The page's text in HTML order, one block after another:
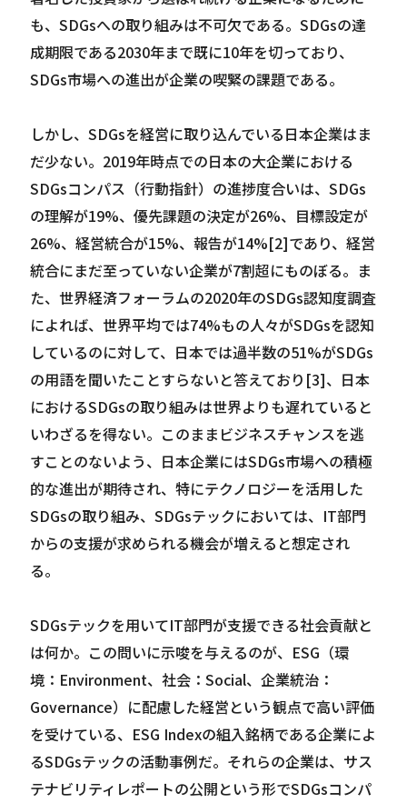
も、SDGsへの取り組みは不可欠である。SDGsの達
成期限である2030年まで既に10年を切っており、
SDGs市場への進出が企業の喫緊の課題である。
しかし、SDGsを経営に取り込んでいる日本企業はま
だ少ない。2019年時点での日本の大企業における
SDGsコンパス（行動指針）の進捗度合いは、SDGs
の理解が19%、優先課題の決定が26%、目標設定が
26%、経営統合が15%、報告が14%[2]であり、経営
統合にまだ至っていない企業が7割超にものぼる。ま
た、世界経済フォーラムの2020年のSDGs認知度調査
によれば、世界平均では74%もの人々がSDGsを認知
しているのに対して、日本では過半数の51%がSDGs
の用語を聞いたことすらないと答えており[3]、日本
におけるSDGsの取り組みは世界よりも遅れていると
いわざるを得ない。このままビジネスチャンスを逃
すことのないよう、日本企業にはSDGs市場への積極
的な進出が期待され、特にテクノロジーを活用した
SDGsの取り組み、SDGsテックにおいては、IT部門
からの支援が求められる機会が増えると想定され
る。
SDGsテックを用いてIT部門が支援できる社会貢献と
は何か。この問いに示唆を与えるのが、ESG（環
境：Environment、社会：Social、企業統治：
Governance）に配慮した経営という観点で高い評価
を受けている、ESG Indexの組入銘柄である企業によ
るSDGsテックの活動事例だ。それらの企業は、サス
テナビリティレポートの公開という形でSDGsコンパ